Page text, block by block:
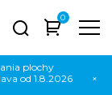
0
plochy
od 1.8.2026
×